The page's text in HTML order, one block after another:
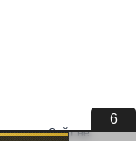
5
Сайт не